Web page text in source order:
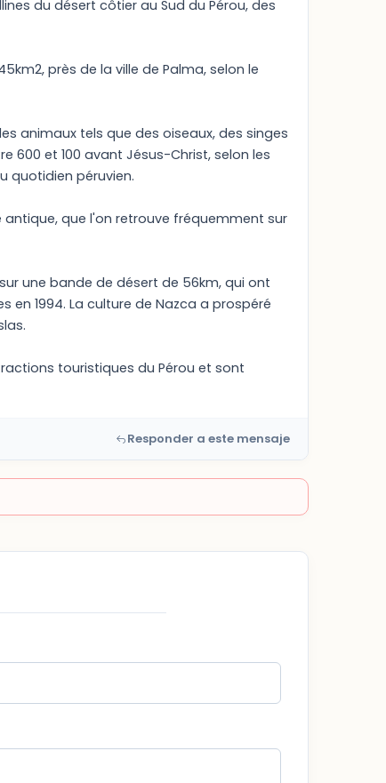
du désert côtier au Sud du Pérou, des
près de la ville de Palma, selon le
animaux tels que des oiseaux, des singes
600 et 100 avant Jésus-Christ, selon les
quotidien péruvien.
que l'on retrouve fréquemment sur
une bande de désert de 56km, qui ont
1994. La culture de Nazca a prospéré
touristiques du Pérou et sont
Responder a este mensaje